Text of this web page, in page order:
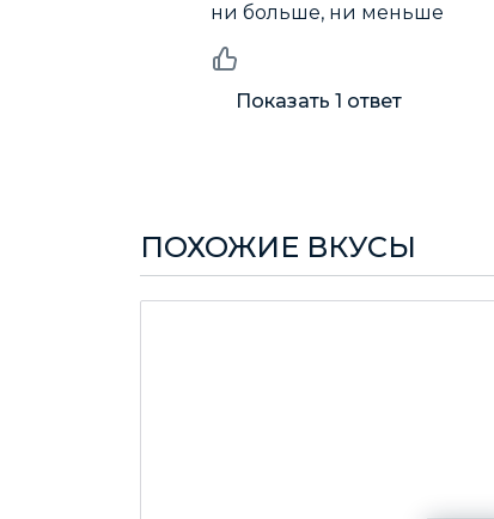
ни больше, ни меньше
Показать 1 ответ
ПОХОЖИЕ ВКУСЫ